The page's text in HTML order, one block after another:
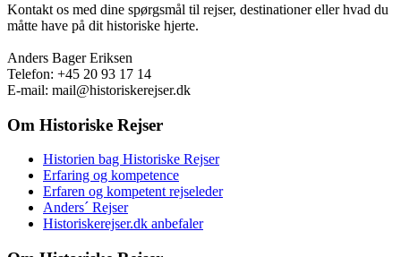
Kontakt os med dine spørgsmål til rejser, destinationer eller hvad du
måtte have på dit historiske hjerte.
Anders Bager Eriksen
Telefon: +45 20 93 17 14
E-mail: mail@historiskerejser.dk
Om Historiske Rejser
Historien bag Historiske Rejser
Erfaring og kompetence
Erfaren og kompetent rejseleder
Anders´ Rejser
Historiskerejser.dk anbefaler